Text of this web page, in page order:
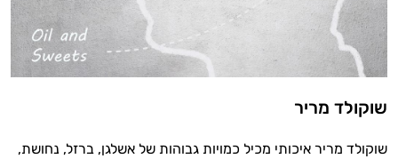
שוקולד מריר
שוקולד מריר איכותי מכיל כמויות גבוהות של אשלגן, ברזל, נחושת,